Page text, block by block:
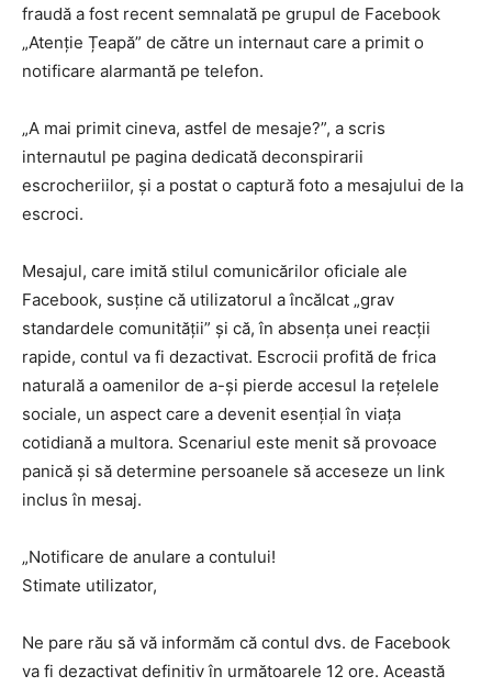
fraudă a fost recent semnalată pe grupul de Facebook
„Atenție Țeapă” de către un internaut care a primit o
notificare alarmantă pe telefon.
„A mai primit cineva, astfel de mesaje?”, a scris
internautul pe pagina dedicată deconspirarii
escrocheriilor, și a postat o captură foto a mesajului de la
escroci.
Mesajul, care imită stilul comunicărilor oficiale ale
Facebook, susține că utilizatorul a încălcat „grav
standardele comunității” și că, în absența unei reacții
rapide, contul va fi dezactivat. Escrocii profită de frica
naturală a oamenilor de a-și pierde accesul la rețelele
sociale, un aspect care a devenit esențial în viața
cotidiană a multora. Scenariul este menit să provoace
panică și să determine persoanele să acceseze un link
inclus în mesaj.
„Notificare de anulare a contului!
Stimate utilizator,
Ne pare rău să vă informăm că contul dvs. de Facebook
va fi dezactivat definitiv în următoarele 12 ore. Această